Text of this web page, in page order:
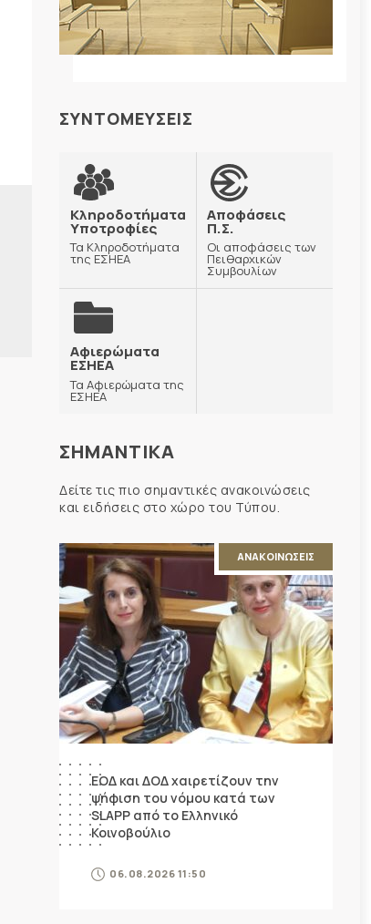
ΣΥΝΤΟΜΕΥΣΕΙΣ
Κληροδοτήματα
Υποτροφίες
Τα Κληροδοτήματα
της ΕΣΗΕΑ
Αποφάσεις
Π.Σ.
Οι αποφάσεις των
Πειθαρχικών
Συμβουλίων
Αφιερώματα
ΕΣΗΕΑ
Τα Αφιερώματα της
ΕΣΗΕΑ
ΣΗΜΑΝΤΙΚΑ
Δείτε τις πιο σημαντικές ανακοινώσεις
και ειδήσεις στο χώρο του Τύπου.
ΑΝΑΚΟΙΝΩΣΕΙΣ
ΕΟΔ και ΔΟΔ χαιρετίζουν την
ψήφιση του νόμου κατά των
SLAPP από το Ελληνικό
Κοινοβούλιο
06.08.2026 11:50